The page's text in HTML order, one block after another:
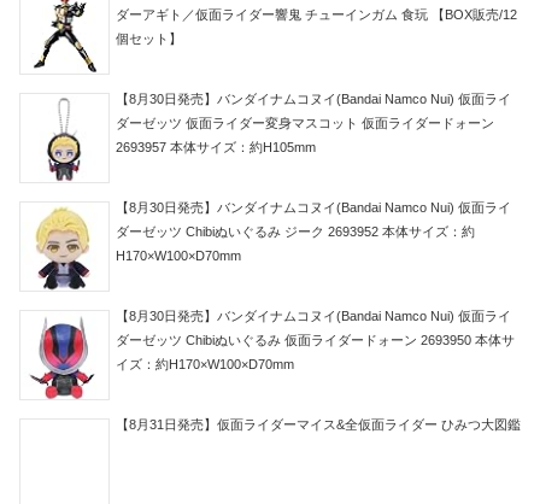
ダーアギト／仮面ライダー響鬼 チューインガム 食玩 【BOX販売/12
個セット】
【8月30日発売】バンダイナムコヌイ(Bandai Namco Nui) 仮面ライ
ダーゼッツ 仮面ライダー変身マスコット 仮面ライダードォーン
2693957 本体サイズ：約H105mm
【8月30日発売】バンダイナムコヌイ(Bandai Namco Nui) 仮面ライ
ダーゼッツ Chibiぬいぐるみ ジーク 2693952 本体サイズ：約
H170×W100×D70mm
【8月30日発売】バンダイナムコヌイ(Bandai Namco Nui) 仮面ライ
ダーゼッツ Chibiぬいぐるみ 仮面ライダードォーン 2693950 本体サ
イズ：約H170×W100×D70mm
【8月31日発売】仮面ライダーマイス&全仮面ライダー ひみつ大図鑑